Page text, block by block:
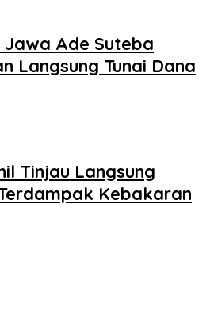
Jawa Ade Suteba
Langsung Tunai Dana
Tinjau Langsung
Kebakaran